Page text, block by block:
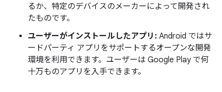
るか、特定のデバイスのメーカーによって開発され
たものです。
ユーザーがインストールしたアプリ: Android ではサ
ードパーティ アプリをサポートするオープンな開発
環境を利用できます。ユーザーは Google Play で何
十万ものアプリを入手できます。